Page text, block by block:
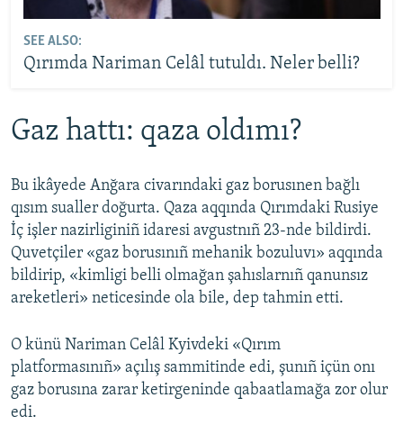
SEE ALSO:
Qırımda Nariman Celâl tutuldı. Neler belli?
Gaz hattı: qaza oldımı?
Bu ikâyede Anğara civarındaki gaz borusınen bağlı
qısım sualler doğurta. Qaza aqqında Qırımdaki Rusiye
İç işler nazirliginiñ idaresi avgustnıñ 23-nde bildirdi.
Quvetçiler «gaz borusınıñ mehanik bozuluvı» aqqında
bildirip, «kimligi belli olmağan şahıslarnıñ qanunsız
areketleri» neticesinde ola bile, dep tahmin etti.
O künü Nariman Celâl Kyivdeki «Qırım
platformasınıñ» açılış sammitinde edi, şunıñ içün onı
gaz borusına zarar ketirgeninde qabaatlamağa zor olur
edi.